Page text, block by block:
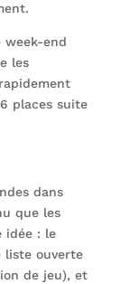
week-end
les
places suite
dans
que les
idée : le
liste ouverte
de jeu), et